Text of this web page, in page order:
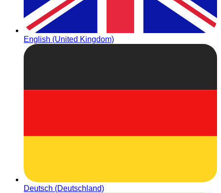
English (United Kingdom)
Deutsch (Deutschland)